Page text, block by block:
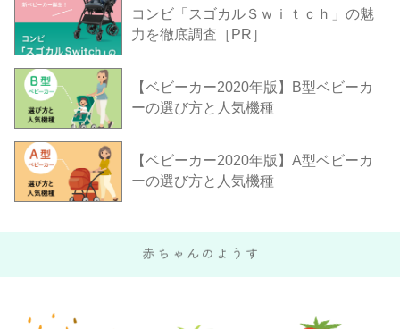
コンビ「スゴカルＳｗｉｔｃｈ」の魅
力を徹底調査［PR］
【ベビーカー2020年版】B型ベビーカ
ーの選び方と人気機種
【ベビーカー2020年版】A型ベビーカ
ーの選び方と人気機種